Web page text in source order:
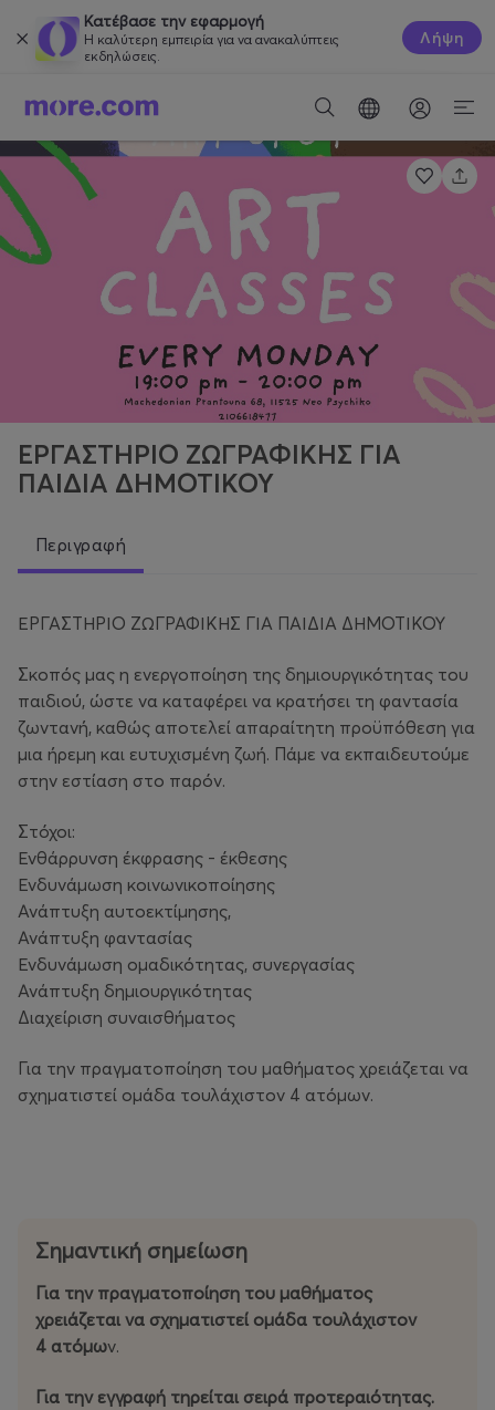
Κατέβασε την εφαρμογή
Η καλύτερη εμπειρία για να ανακαλύπτεις
εκδηλώσεις.
Λήψη
ΕΡΓΑΣΤΗΡΙΟ ΖΩΓΡΑΦΙΚΗΣ ΓΙΑ
ΠΑΙΔΙΑ ΔΗΜΟΤΙΚΟΥ
Περιγραφή
ΕΡΓΑΣΤΗΡΙΟ ΖΩΓΡΑΦΙΚΗΣ ΓΙΑ ΠΑΙΔΙΑ ΔΗΜΟΤΙΚΟΥ
Σκοπός μας η ενεργοποίηση της δημιουργικότητας του
παιδιού, ώστε να καταφέρει να κρατήσει τη φαντασία
ζωντανή, καθώς αποτελεί απαραίτητη προϋπόθεση για
μια ήρεμη και ευτυχισμένη ζωή. Πάμε να εκπαιδευτούμε
στην εστίαση στο παρόν.
Στόχοι:
Ενθάρρυνση έκφρασης - έκθεσης
Ενδυνάμωση κοινωνικοποίησης
Ανάπτυξη αυτοεκτίμησης,
Ανάπτυξη φαντασίας
Ενδυνάμωση ομαδικότητας, συνεργασίας
Ανάπτυξη δημιουργικότητας
Διαχείριση συναισθήματος
Για την πραγματοποίηση του μαθήματος χρειάζεται να
σχηματιστεί ομάδα τουλάχιστον 4 ατόμων.
Σημαντική σημείωση
Για την πραγματοποίηση του μαθήματος
χρειάζεται να σχηματιστεί ομάδα τουλάχιστον
4 ατόμων.
Για την εγγραφή τηρείται σειρά προτεραιότητας.